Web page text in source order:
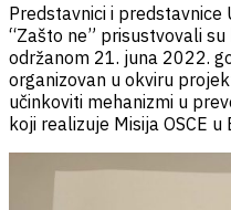
Predstavnici i
“Zašto ne” prisustvovali
održanom 21. juna 2022.
organizovan u okviru
učinkoviti mehanizmi u
koji realizuje Misija OSCE u